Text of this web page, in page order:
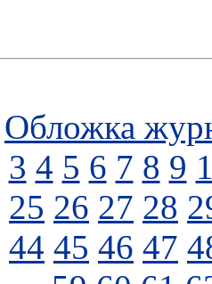
Обложка
3 4 5 6 7 8 9
25 26 27 28
44 45 46 47